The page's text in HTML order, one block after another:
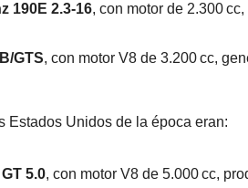
190E 2.3-16, con motor de 2.300
GTS, con motor V8 de 3.200 cc,
Estados Unidos de la época eran:
5.0, con motor V8 de 5.000 cc,